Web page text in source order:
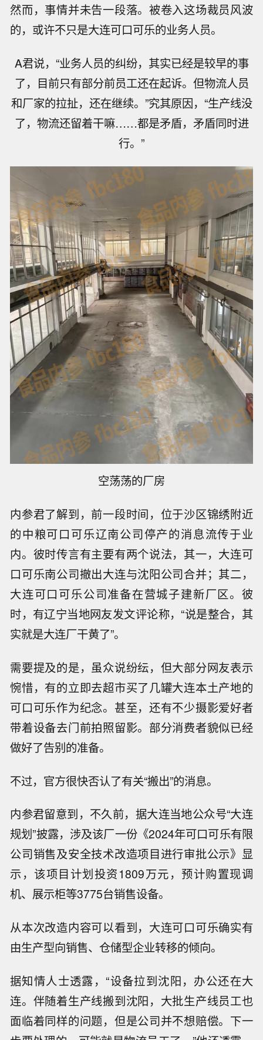
然而，事情并未告一段落。被卷入这场裁员风波
的，或许不只是大连可口可乐的业务人员。
A君说，“业务人员的纠纷，其实已经是较早的事
了，目前只有部分前员工还在起诉。但物流人员
和厂家的拉扯，还在继续。”究其原因，“生产线没
了，物流还留着干嘛……都是矛盾，矛盾同时进
行。”
空荡荡的厂房
内参君了解到，前一段时间，位于沙区锦绣附近
的中粮可口可乐辽南公司停产的消息流传于业
内。彼时传言有主要有两个说法，其一，大连可
口可乐南公司撤出大连与沈阳公司合并；其二，
大连可口可乐公司准备在营城子建新厂区。彼
时，有辽宁当地网友发文评论称，“说是整合，其
实就是大连厂干黄了”。
需要提及的是，虽众说纷纭，但大部分网友表示
惋惜，有的立即去超市买了几罐大连本土产地的
可口可乐作为纪念。甚至，还有不少摄影爱好者
带着设备去门前拍照留影。部分消费者貌似已经
做好了告别的准备。
不过，官方很快否认了有关“搬出”的消息。
内参君留意到，不久前，据大连当地公众号“大连
规划”披露，涉及该厂一份《2024年可口可乐有限
公司销售及安全技术改造项目进行审批公示》显
示，该项目计划投资1809万元，预计购置现调
机、展示柜等3775台销售设备。
从本次改造内容可以看到，大连可口可乐确实有
由生产型向销售、仓储型企业转移的倾向。
据知情人士透露，“设备拉到沈阳，办公还在大
连。伴随着生产线搬到沈阳，大批生产线员工也
面临着同样的问题，但是公司并不想赔偿。下一